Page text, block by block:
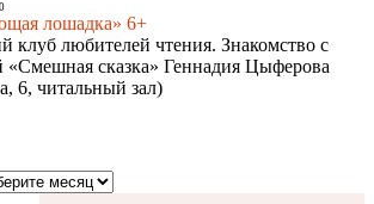
лошадка» 6+
клуб любителей чтения. Знакомство с
«Смешная сказка» Геннадия Цыферова
6, читальный зал)